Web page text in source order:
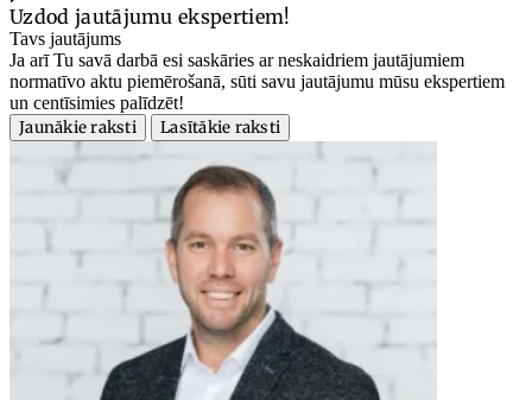
Uzdod jautājumu ekspertiem!
Tavs jautājums
Ja arī Tu savā darbā esi saskāries ar neskaidriem jautājumiem
normatīvo aktu piemērošanā, sūti savu jautājumu mūsu ekspertiem
un centīsimies palīdzēt!
Jaunākie raksti
Lasītākie raksti